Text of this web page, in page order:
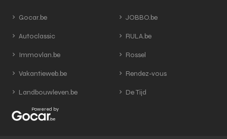
Gocar.be
Autoclassic
Immovlan.be
Vakantieweb.be
Landbouwleven.be
JOBBO.be
RULA.be
Rossel
Rendez-vous
De Tijd
Powered by